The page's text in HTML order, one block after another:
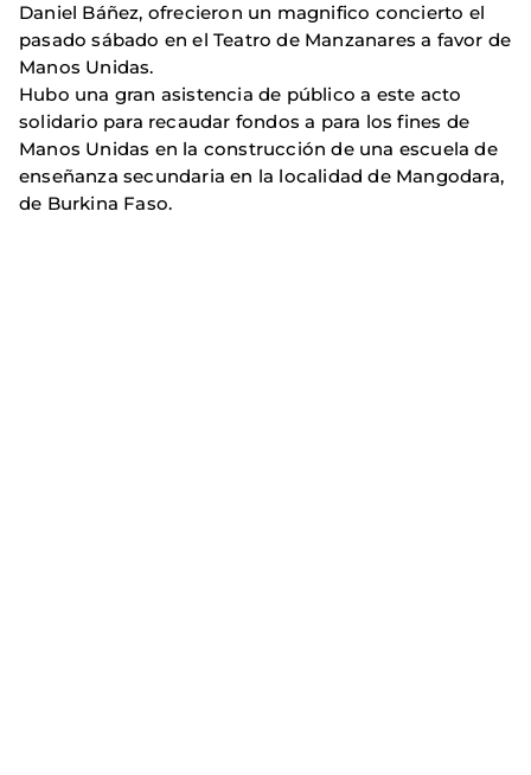
Daniel Báñez, ofrecieron un magnifico concierto el
pasado sábado en el Teatro de Manzanares a favor de
Manos Unidas.
Hubo una gran asistencia de público a este acto
solidario para recaudar fondos a para los fines de
Manos Unidas en la construcción de una escuela de
enseñanza secundaria en la localidad de Mangodara,
de Burkina Faso.